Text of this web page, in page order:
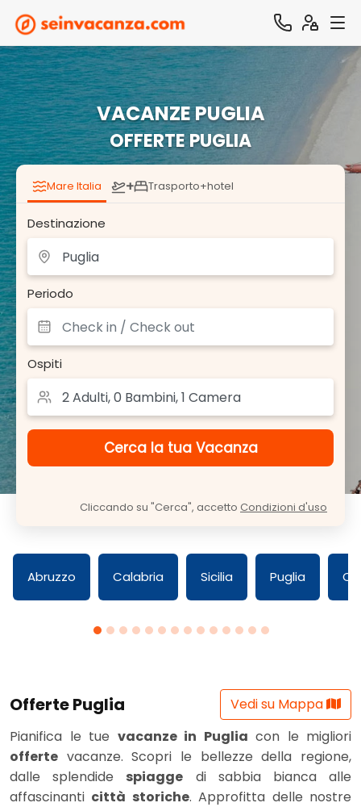
VACANZE PUGLIA
OFFERTE PUGLIA
Mare Italia + Trasporto+hotel
Destinazione
Periodo
Ospiti
Cliccando su "Cerca", accetto Condizioni d'uso
Abruzzo Calabria Sicilia Puglia
Offerte Puglia
Vedi su Mappa
Pianifica le tue vacanze in Puglia con le migliori
offerte vacanze. Scopri le bellezze della regione,
dalle splendide spiagge di sabbia bianca alle
affascinanti città storiche. Approfitta delle nostre